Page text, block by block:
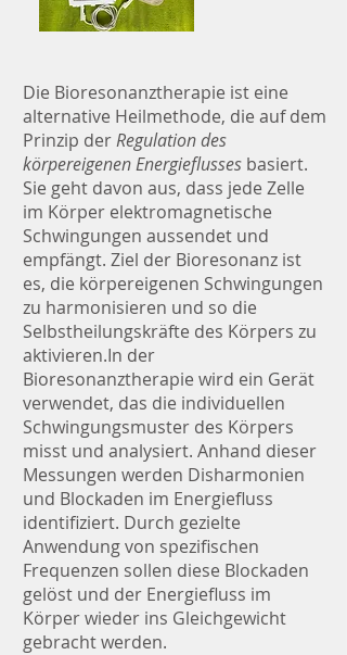
Die Bioresonanztherapie ist eine
alternative Heilmethode, die auf dem
Prinzip derRegulation des
körpereigenen Energieflusses basiert.
Sie geht davon aus, dass jede Zelle
im Körper elektromagnetische
Schwingungen aussendet und
empfängt. Ziel der Bioresonanz ist
es, die körpereigenen Schwingungen
zu harmonisieren und so die
Selbstheilungskräfte des Körpers zu
aktivieren.In der
Bioresonanztherapie wird ein Gerät
verwendet, das die individuellen
Schwingungsmuster des Körpers
misst und analysiert. Anhand dieser
Messungen werden Disharmonien
und Blockaden im Energiefluss
identifiziert. Durch gezielte
Anwendung von spezifischen
Frequenzen sollen diese Blockaden
gelöst und der Energiefluss im
Körper wieder ins Gleichgewicht
gebracht werden.